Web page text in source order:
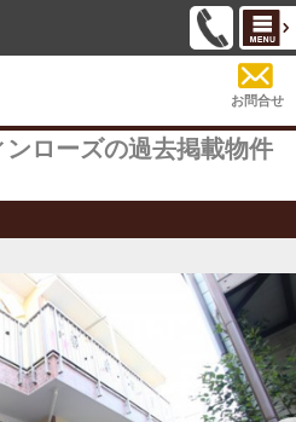
お問合せ
ローズの過去掲載物件